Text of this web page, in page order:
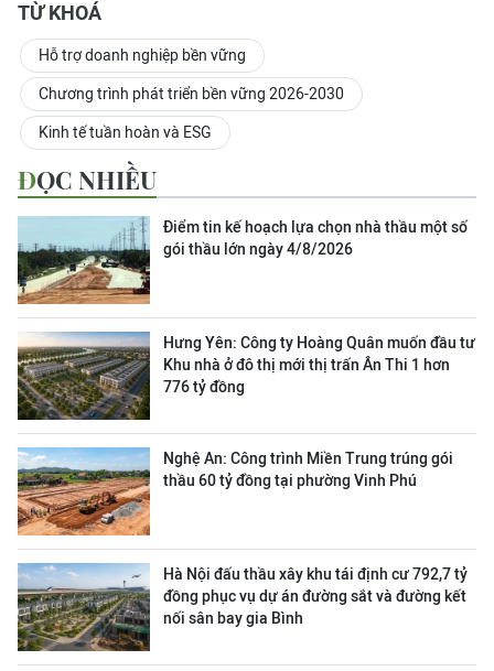
TỪ KHOÁ
Hỗ trợ doanh nghiệp bền vững
Chương trình phát triển bền vững 2026-2030
Kinh tế tuần hoàn và ESG
ĐỌC NHIỀU
Điểm tin kế hoạch lựa chọn nhà thầu một số
gói thầu lớn ngày 4/8/2026
Hưng Yên: Công ty Hoàng Quân muốn đầu tư
Khu nhà ở đô thị mới thị trấn Ân Thi 1 hơn
776 tỷ đồng
Nghệ An: Công trình Miền Trung trúng gói
thầu 60 tỷ đồng tại phường Vinh Phú
Hà Nội đấu thầu xây khu tái định cư 792,7 tỷ
đồng phục vụ dự án đường sắt và đường kết
nối sân bay gia Bình